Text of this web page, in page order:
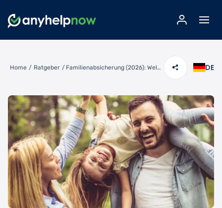
Home / Ratgeber / Familienabsicherung (2026): Welche Versicherungen braucht Deine Familie wirklich? DE